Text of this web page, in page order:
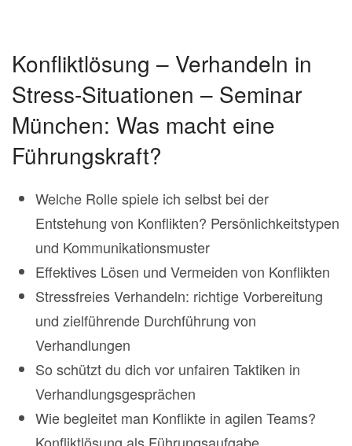
Konfliktlösung – Verhandeln in
Stress-Situationen – Seminar
München: Was macht eine
Führungskraft?
Welche Rolle spiele ich selbst bei der
Entstehung von Konflikten? Persönlichkeitstypen
und Kommunikationsmuster
Effektives Lösen und Vermeiden von Konflikten
Stressfreies Verhandeln: richtige Vorbereitung
und zielführende Durchführung von
Verhandlungen
So schützt du dich vor unfairen Taktiken in
Verhandlungsgesprächen
Wie begleitet man Konflikte in agilen Teams?